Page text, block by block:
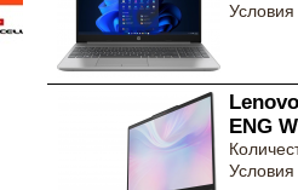
Условия
ENG